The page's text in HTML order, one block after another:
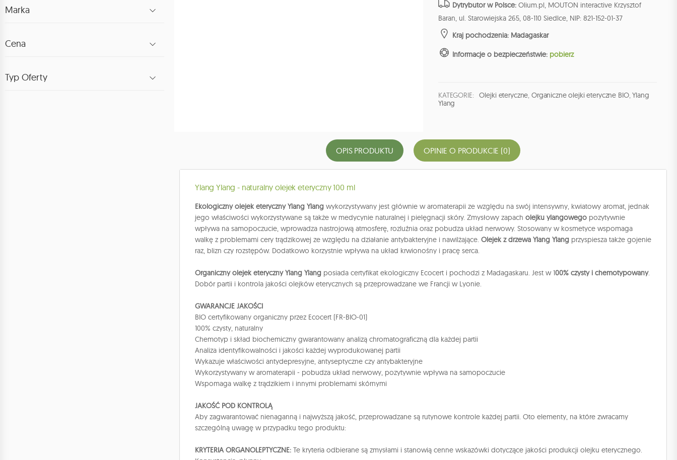
Marka
Cena
Typ Oferty
Dytrybutor w Polsce: Olium.pl, MOUTON interactive Krzysztof
Baran, ul. Starowiejska 265, 08-110 Siedlce, NIP: 821-152-01-37
Kraj pochodzenia: Madagaskar
Informacje o bezpieczeństwie: pobierz
KATEGORIE: Olejki eteryczne, Organiczne olejki eteryczne BIO,Ylang
Ylang
OPIS PRODUKTU OPINIE O PRODUKCIE (0)
Ylang Ylang - naturalny olejek eteryczny 100 ml
Ekologiczny olejek eteryczny Ylang Ylang wykorzystywany jest głównie w aromaterapii ze względu na swój intensywny, kwiatowy aromat, jednak
jego właściwości wykorzystywane są także w medycynie naturalnej i pielęgnacji skóry. Zmysłowy zapach olejku ylangowego pozytywnie
wpływa na samopoczucie, wprowadza nastrojową atmosferę, rozluźnia oraz pobudza układ nerwowy. Stosowany w kosmetyce wspomaga
walkę z problemami cery trądzikowej ze względu na działanie antybakteryjne i nawilżające. Olejek z drzewa Ylang Ylang przyspiesza także gojenie
raz, blizn czy rozstępów. Dodatkowo korzystnie wpływa na układ krwionośny i pracę serca.
Organiczny olejek eteryczny Ylang Ylang posiada certyfikat ekologiczny Ecocert i pochodzi z Madagaskaru. Jest w 100% czysty i chemotypowany.
Dobór partii i kontrola jakości olejków eterycznych są przeprowadzane we Francji w Lyonie.
GWARANCJE JAKOŚCI
BIO certyfikowany organiczny przez Ecocert (FR-BIO-01)
100% czysty, naturalny
Chemotyp i skład biochemiczny gwarantowany analizą chromatograficzną dla każdej partii
Analiza identyfikowalności i jakości każdej wyprodukowanej partii
Wykazuje właściwości antydepresyjne, antyseptyczne czy antybakteryjne
Wykorzystywany w aromaterapii - pobudza układ nerwowy, pozytywnie wpływa na samopoczucie
Wspomaga walkę z trądzikiem i innymi problemami skórnymi
JAKOŚĆ POD KONTROLĄ
Aby zagwarantować nienaganną i najwyższą jakość, przeprowadzane są rutynowe kontrole każdej partii. Oto elementy, na które zwracamy
szczególną uwagę w przypadku tego produktu:
KRYTERIA ORGANOLEPTYCZNE: Te kryteria odbierane są zmysłami i stanowią cenne wskazówki dotyczące jakości produkcji olejku eterycznego.